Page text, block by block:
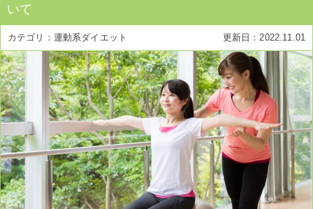
いて
運動系ダイエット 2022.11.01